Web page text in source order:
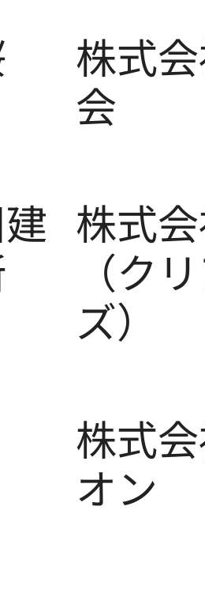
株式
会
株式
（ク
ズ）
株式
オン